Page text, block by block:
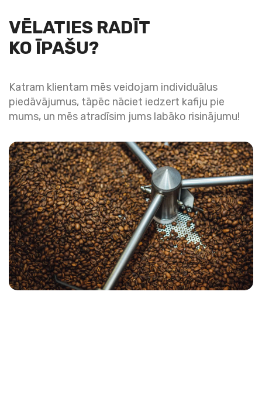
VĒLATIES RADĪT
KO ĪPAŠU?
Katram klientam mēs veidojam individuālus
piedāvājumus, tāpēc nāciet iedzert kafiju pie
mums, un mēs atradīsim jums labāko risinājumu!